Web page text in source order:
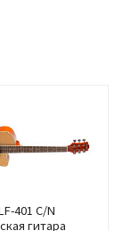
401 C/N
гитара